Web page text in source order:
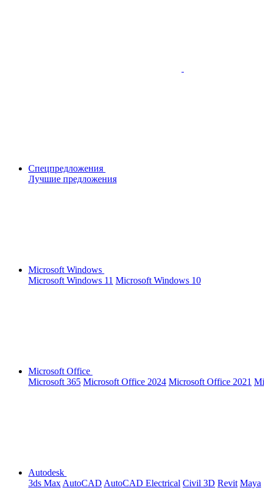
Спецпредложения
Лучшие предложения
Microsoft Windows
Microsoft Windows 11 Microsoft Windows 10
Microsoft Office
Microsoft 365 Microsoft Office 2024 Microsoft Office 2021
Autodesk
3ds Max AutoCAD AutoCAD Electrical Civil 3D Revit Maya